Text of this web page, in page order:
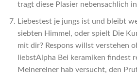
tragt diese Plasier nebensachlich
Liebestest je jungs ist und bleibt
siebten Himmel, oder spielt Die
mit dir? Respons willst verstehen
liebstAlpha Bei keramiken findest
Meinereiner hab versucht, den